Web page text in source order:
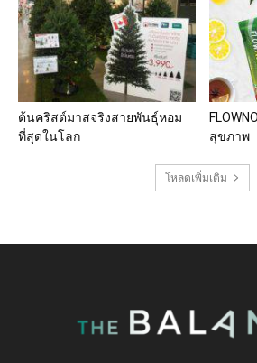
ต้นคริสต์มาสจริงสายพันธุ์หอม
ที่สุดในโลก
สุขภาพ
โหลดเพิ่มเติม